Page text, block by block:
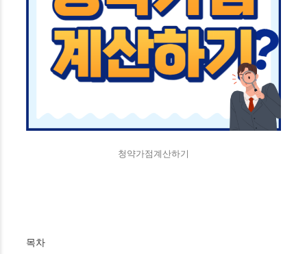
청약가점계산하기
목차